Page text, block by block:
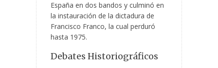
España en dos bandos y culminó en
la instauración de la dictadura de
Francisco Franco, la cual perduró
hasta 1975.
Debates Historiográficos